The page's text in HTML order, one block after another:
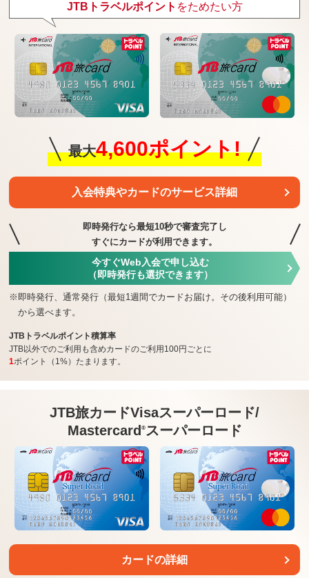
JTBトラベルポイント をためたい方
最大4,600ポイント!
入会特典やカードのサービス詳細
即時発行なら最短10秒で審査完了し
すぐにカードが利用できます。
今すぐWeb入会で申し込む
（即時発行も選択できます）
※ 即時発行、通常発行（最短1週間でカードお届け。その後利用可能）
から選べます。
JTBトラベルポイント積算率
JTB以外でのご利用も含めカードのご利用100円ごとに
1ポイント（1%）たまります。
JTB旅カードVisaスーパーロード/
Mastercard ®スーパーロード
カードの詳細